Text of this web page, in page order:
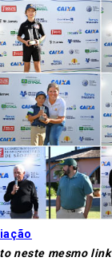
neste mesmo link